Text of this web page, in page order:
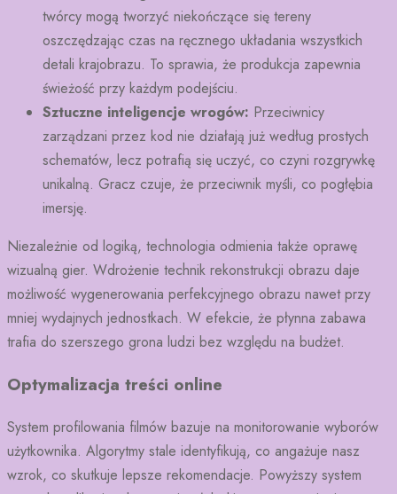
twórcy mogą tworzyć niekończące się tereny
oszczędzając czas na ręcznego układania wszystkich
detali krajobrazu. To sprawia, że produkcja zapewnia
świeżość przy każdym podejściu.
Sztuczne inteligencje wrogów: Przeciwnicy
zarządzani przez kod nie działają już według prostych
schematów, lecz potrafią się uczyć, co czyni rozgrywkę
unikalną. Gracz czuje, że przeciwnik myśli, co pogłębia
imersję.
Niezależnie od logiką, technologia odmienia także oprawę
wizualną gier. Wdrożenie technik rekonstrukcji obrazu daje
możliwość wygenerowania perfekcyjnego obrazu nawet przy
mniej wydajnych jednostkach. W efekcie, że płynna zabawa
trafia do szerszego grona ludzi bez względu na budżet.
Optymalizacja treści online
System profilowania filmów bazuje na monitorowanie wyborów
użytkownika. Algorytmy stale identyfikują, co angażuje nasz
wzrok, co skutkuje lepsze rekomendacje. Powyższy system